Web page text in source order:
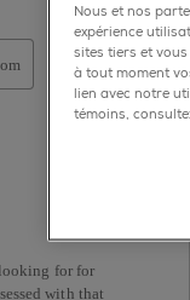
Nous et nos
expérience
sites tiers et
à tout moment
lien avec notre
témoins,